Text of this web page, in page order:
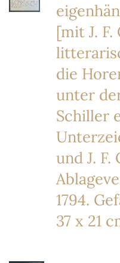
[mit J.
die
unter
Schiller
und J.
1794.
37 x 21